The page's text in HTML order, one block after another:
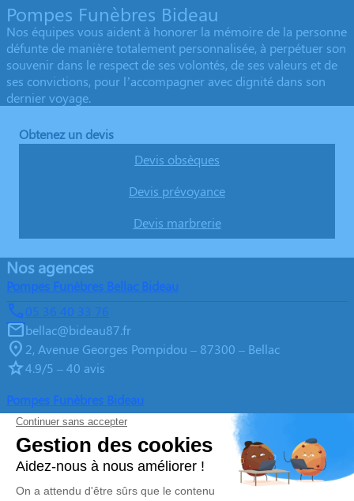
Pompes Funèbres Bideau
Nos équipes vous aident à honorer la mémoire de la personne
défunte de manière totalement personnalisée, à perpétuer son
souvenir dans le respect de ses volontés, de ses valeurs et de
ses convictions, pour l’accompagner avec dignité dans son
dernier voyage.
Obtenez un devis
Devis obsèques
Devis prévoyance
Devis marbrerie
Nos agences
Pompes Funèbres Bellac Bideau
05 36 40 33 76
bellac@bideau87.fr
2, Avenue Georges Pompidou – 87300 – Bellac
4.9/5 – 40 avis
Pompes Funèbres Bideau
05 36 40 38 02
contact@bideau87.fr
8, Avenue de la Libération – 87250 – Bessines sur